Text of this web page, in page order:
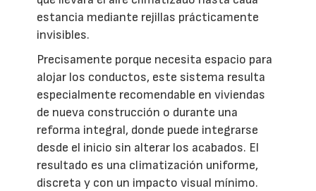
estancia mediante rejillas prácticamente
invisibles.
Precisamente porque necesita espacio para
alojar los conductos, este sistema resulta
especialmente recomendable en viviendas
de nueva construcción o durante una
reforma integral, donde puede integrarse
desde el inicio sin alterar los acabados. El
resultado es una climatización uniforme,
discreta y con un impacto visual mínimo.